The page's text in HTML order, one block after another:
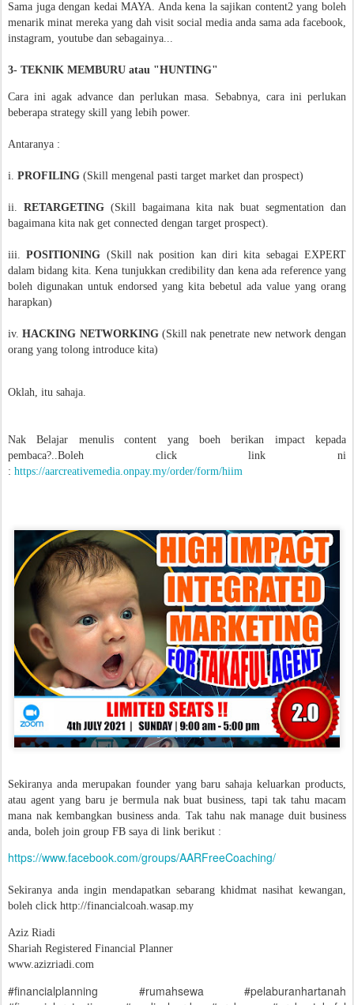
Sama juga dengan kedai MAYA. Anda kena la sajikan content2 yang boleh
menarik minat mereka yang dah visit social media anda sama ada facebook,
instagram, youtube dan sebagainya...
3- TEKNIK MEMBURU atau "HUNTING"
Cara ini agak advance dan perlukan masa. Sebabnya, cara ini perlukan
beberapa strategy skill yang lebih power.
Antaranya :
i. PROFILING (Skill mengenal pasti target market dan prospect)
ii. RETARGETING(Skill bagaimana kita nak buat segmentation dan
bagaimana kita nak get connected dengan target prospect).
iii.POSITIONING (Skill nak position kan diri kita sebagai EXPERT
dalam bidang kita. Kena tunjukkan credibility dan kena ada reference yang
boleh digunakan untuk endorsed yang kita bebetul ada value yang orang
harapkan)
iv.HACKING NETWORKING(Skill nak penetrate new network dengan
orang yang tolong introduce kita)
Oklah, itu sahaja.
Nak Belajar menulis content yang boeh berikan impact kepada
pembaca?..Boleh click link ni
: https://aarcreativemedia.onpay.my/order/form/hiim
Sekiranya anda merupakan founder yang baru sahaja keluarkan products,
atau agent yang baru je bermula nak buat business, tapi tak tahu macam
mana nak kembangkan business anda. Tak tahu nak manage duit business
anda, boleh join group FB saya di link berikut :
https://www.facebook.com/groups/AARFreeCoaching/
Sekiranya anda ingin mendapatkan sebarang khidmat nasihat kewangan,
boleh click http://financialcoah.wasap.my
Aziz Riadi
Shariah Registered Financial Planner
www.azizriadi.com
#financialplanning #rumahsewa #pelaburanhartanah